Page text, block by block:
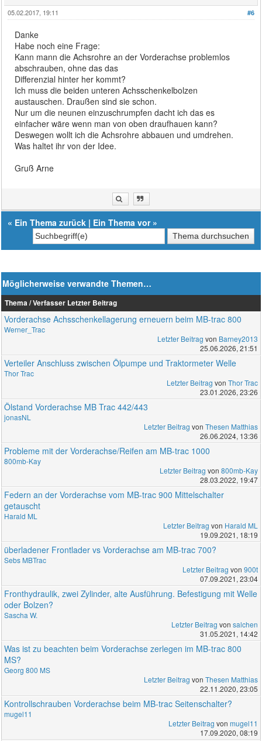
#6
05.02.2017, 19:11
Danke
Habe noch eine Frage:
Kann mann die Achsrohre an der Vorderachse problemlos
abschrauben, ohne das das
Differenzial hinter her kommt?
Ich muss die beiden unteren Achsschenkelbolzen
austauschen. Draußen sind sie schon.
Nur um die neunen einzuschrumpfen dacht ich das es
einfacher wäre wenn man von oben draufhauen kann?
Deswegen wollt ich die Achsrohre abbauen und umdrehen.
Was haltet ihr von der Idee.
Gruß Arne
« Ein Thema zurück | Ein Thema vor»
Möglicherweise verwandte Themen…
Thema / Verfasser Letzter Beitrag
Vorderachse Achsschenkellagerung erneuern beim MB-trac 800
Werner_Trac
Letzter Beitrag von Barney2013
25.06.2026, 21:51
Verteiler Anschluss zwischen Ölpumpe und Traktormeter Welle
Thor Trac
Letzter Beitrag von Thor Trac
23.01.2026, 23:26
Ölstand Vorderachse MB Trac 442/443
jonasNL
Letzter Beitrag von Thesen Matthias
26.06.2024, 13:36
Probleme mit der Vorderachse/Reifen am MB-trac 1000
800mb-Kay
Letzter Beitrag von 800mb-Kay
28.03.2022, 19:47
Federn an der Vorderachse vom MB-trac 900 Mittelschalter
getauscht
Harald ML
Letzter Beitrag von Harald ML
19.09.2021, 18:19
überladener Frontlader vs Vorderachse am MB-trac 700?
Sebs MBTrac
Letzter Beitrag von 900t
07.09.2021, 23:04
Fronthydraulik, zwei Zylinder, alte Ausführung. Befestigung mit Welle
oder Bolzen?
Sascha W.
Letzter Beitrag von salchen
31.05.2021, 14:42
Was ist zu beachten beim Vorderachse zerlegen im MB-trac 800
MS?
Georg 800 MS
Letzter Beitrag von Thesen Matthias
22.11.2020, 23:05
Kontrollschrauben Vorderachse beim MB-trac Seitenschalter?
mugel11
Letzter Beitrag von mugel11
17.09.2020, 08:19